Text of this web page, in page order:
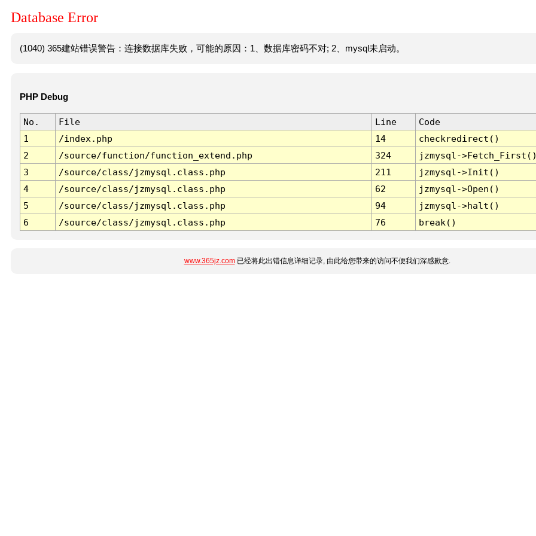
Database Error
(1040) 365建站错误警告：连接数据库失败，可能的原因：1、数据库密码不对; 2、mysql未启动。
PHP Debug
No. File Line
Code
1
/index.php 14
checkredirect()
2
/source/function/function_extend.php 324
jzmysql-
3
/source/class/jzmysql.class.php 211
jzmysql->Init()
4
/source/class/jzmysql.class.php 62
jzmysql->Open()
5
/source/class/jzmysql.class.php 94
jzmysql->halt()
6
/source/class/jzmysql.class.php 76 break()
www.365jz.com已经将此出错信息详细记录, 由此给您带来的访问不便我们深感歉意.